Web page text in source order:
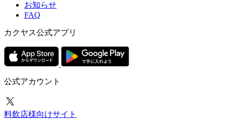
お知らせ
FAQ
カクヤス公式アプリ
公式アカウント
料飲店様向けサイト